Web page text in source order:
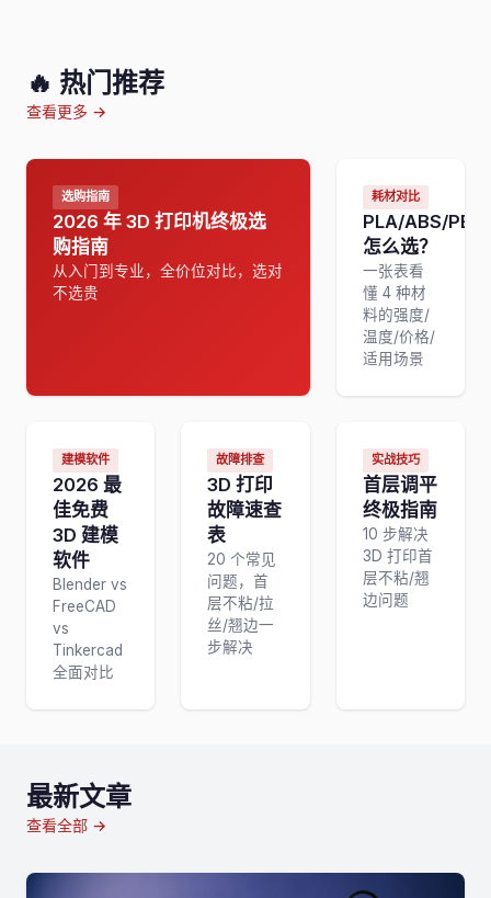
🔥 热门推荐
查看更多 →
选购指南
2026 年 3D 打印机终极选
购指南
从入门到专业，全价位对比，选对
不选贵
耗材对比
PLA/ABS/
怎么选？
一张表看
懂 4 种材
料的强度/
温度/价格/
适用场景
建模软件
2026 最
佳免费
3D 建模
软件
Blender vs
FreeCAD
vs
Tinkercad
全面对比
故障排查
3D 打印
故障速查
表
20 个常见
问题，首
层不粘/拉
丝/翘边一
步解决
实战技巧
首层调平
终极指南
10 步解决
3D 打印首
层不粘/翘
边问题
最新文章
查看全部 →